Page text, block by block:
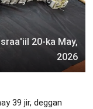
20-ka May,
2026
39 jir, deggan